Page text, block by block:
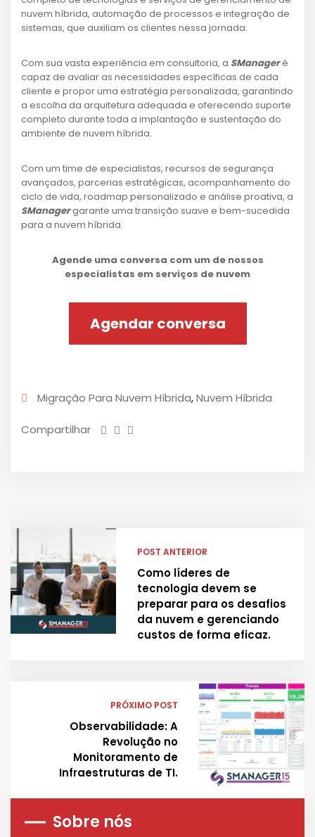
nuvem híbrida, automação de processos e integração de
sistemas, que auxiliam os clientes nessa jornada.
Com sua vasta experiência em consultoria, a SManageré
capaz de avaliar as necessidades específicas de cada
cliente e propor uma estratégia personalizada, garantindo
a escolha da arquitetura adequada e oferecendo suporte
completo durante toda a implantação e sustentação do
ambiente de nuvem híbrida.
Com um time de especialistas, recursos de segurança
avançados, parcerias estratégicas, acompanhamento do
ciclo de vida, roadmap personalizado e análise proativa, a
SManagergarante uma transição suave e bem-sucedida
para a nuvem híbrida.
Agende uma conversa com um de nossos
especialistas em serviços de nuvem
Agendar conversa
Migração Para Nuvem Híbrida,Nuvem Híbrida
Compartilhar
POST ANTERIOR
Como líderes de
tecnologia devem se
preparar para os desafios
da nuvem e gerenciando
custos de forma eficaz.
PRÓXIMO POST
Observabilidade: A
Revolução no
Monitoramento de
Infraestruturas de TI.
Sobre nós